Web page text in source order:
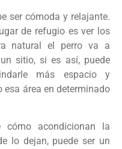
ser cómoda y relajante.
de refugio es ver los
natural el perro va a
sitio, si es así, puede
más espacio y
área en determinado
cómo acondicionan la
lo dejan, puede ser un